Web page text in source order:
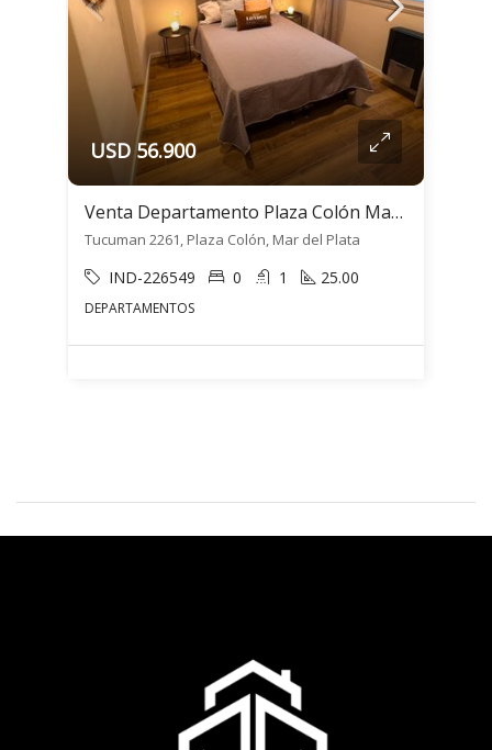
USD 56.900
Venta Departamento Plaza Colón Mar del Plata 1 Ambiente
Tucuman 2261, Plaza Colón, Mar del Plata
IND-226549 0 1 25.00
DEPARTAMENTOS